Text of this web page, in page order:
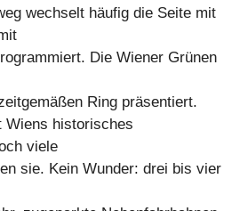
wechselt häufig die Seite mit
Die Wiener Grünen
Ring präsentiert.
Wiens historisches
viele
sie. Kein Wunder: drei bis vier